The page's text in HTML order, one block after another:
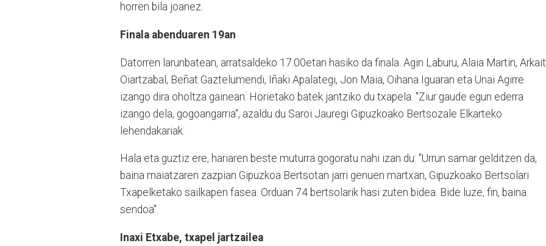
horren bila joanez.
Finala abenduaren 19an
Datorren larunbatean, arratsaldeko 17:00etan hasiko da finala. Agin Laburu, Alaia Martin,
Oiartzabal, Beñat Gaztelumendi, Iñaki Apalategi, Jon Maia, Oihana Iguaran eta Unai Agirre
izango dira oholtza gainean. Horietako batek jantziko du txapela. "Ziur gaude egun ederra
izango dela, gogoangarria", azaldu du Saroi Jauregi Gipuzkoako Bertsozale Elkarteko
lehendakariak.
Hala eta guztiz ere, hariaren beste muturra gogoratu nahi izan du: "Urrun samar gelditzen da,
baina maiatzaren zazpian Gipuzkoa Bertsotan jarri genuen martxan, Gipuzkoako Bertsolari
Txapelketako sailkapen fasea. Orduan 74 bertsolarik hasi zuten bidea. Bide luze, fin, baina
sendoa".
Inaxi Etxabe, txapel jartzailea